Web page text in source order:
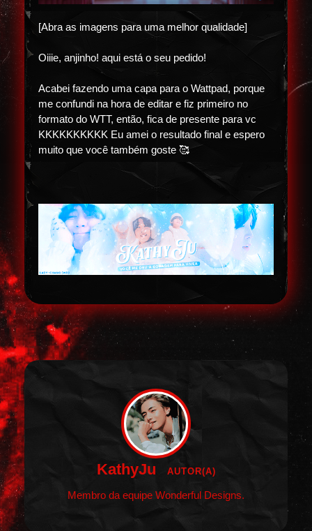
[Abra as imagens para uma melhor qualidade]
Oiiie, anjinho! aqui está o seu pedido!
Acabei fazendo uma capa para o Wattpad, porque
me confundi na hora de editar e fiz primeiro no
formato do WTT, então, fica de presente para vc
KKKKKKKKKK Eu amei o resultado final e espero
muito que você também goste 🥰
KathyJu AUTOR(A)
Membro da equipe Wonderful Designs.